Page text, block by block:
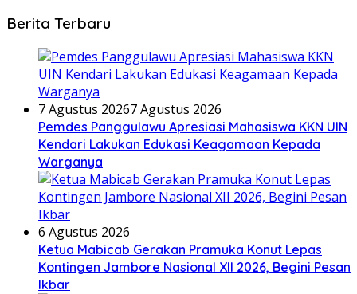
Berita Terbaru
7 Agustus 20267 Agustus 2026
Pemdes Panggulawu Apresiasi Mahasiswa KKN UIN
Kendari Lakukan Edukasi Keagamaan Kepada
Warganya
6 Agustus 2026
Ketua Mabicab Gerakan Pramuka Konut Lepas
Kontingen Jambore Nasional XII 2026, Begini Pesan
Ikbar